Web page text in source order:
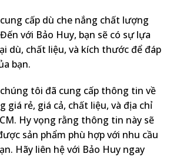
cấp dù che nắng chất lượng
với Bảo Huy, bạn sẽ có sự lựa
dù, chất liệu, và kích thước để đáp
bạn.
tôi đã cung cấp thông tin về
giá rẻ, giá cả, chất liệu, và địa chỉ
Hy vọng rằng thông tin này sẽ
sản phẩm phù hợp với nhu cầu
Hãy liên hệ với Bảo Huy ngay